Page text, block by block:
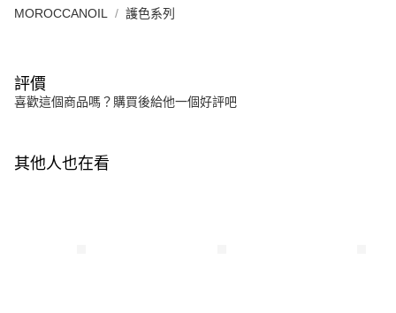
MOROCCANOIL 護色系列
評價
喜歡這個商品嗎？購買後給他一個好評吧
其他人也在看